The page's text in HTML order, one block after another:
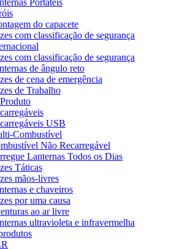
Portáteis
do capacete
com classificação de segurança
com classificação de segurança
de ângulo reto
de cena de emergência
de Trabalho
USB
Combustível
Não Recarregável
Lanternas Todos os Dias
Táticas
mãos-livres
e chaveiros
por uma causa
ao ar livre
ultravioleta e infravermelha